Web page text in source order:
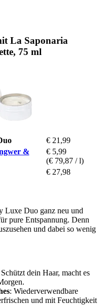
La Saponaria
75 ml
€ 21,99
&
€ 5,99
(€ 79,87 / l)
€ 27,98
Luxe Duo ganz neu und
pure Entspannung. Denn
und dabei so wenig
Schützt dein Haar, macht es
: Wiederverwendbare
und mit Feuchtigkeit